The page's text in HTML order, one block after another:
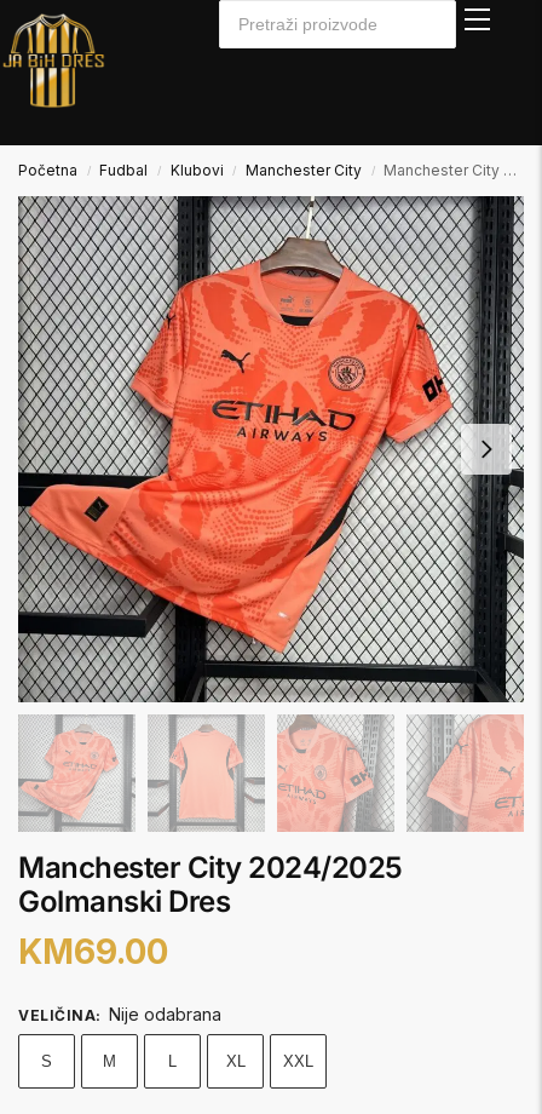
Početna / Fudbal / Klubovi / Manchester City / Manchester City 2024/2025 Golmanski Dres
Manchester City 2024/2025
Golmanski Dres
KM69.00
VELIČINA: Nije odabrana
S M L XL XXL